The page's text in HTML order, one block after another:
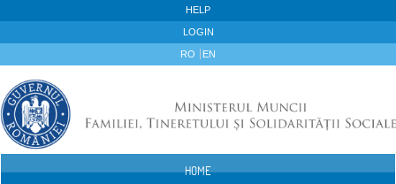
HELP
LOGIN
RO EN
HOME